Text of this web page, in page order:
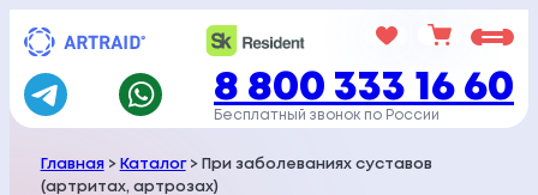
Перейти
содержимому
8 800 333 16 60
Бесплатный звонок по России
Главная> Каталог> При заболеваниях суставов
(артритах, артрозах)